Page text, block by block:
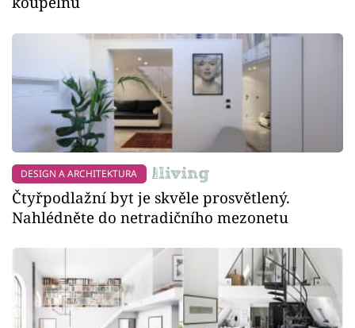
DESIGN A ARCHITEKTURA
Čtyřpodlažní byt je skvěle prosvětlený.
Nahlédněte do netradičního mezonetu